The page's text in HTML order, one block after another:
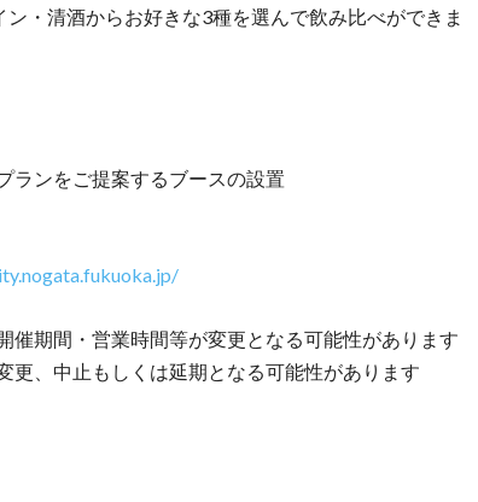
・清酒からお好きな3種を選んで飲み比べができま
ランをご提案するブースの設置
催期間・営業時間等が変更となる可能性があります
更、中止もしくは延期となる可能性があります